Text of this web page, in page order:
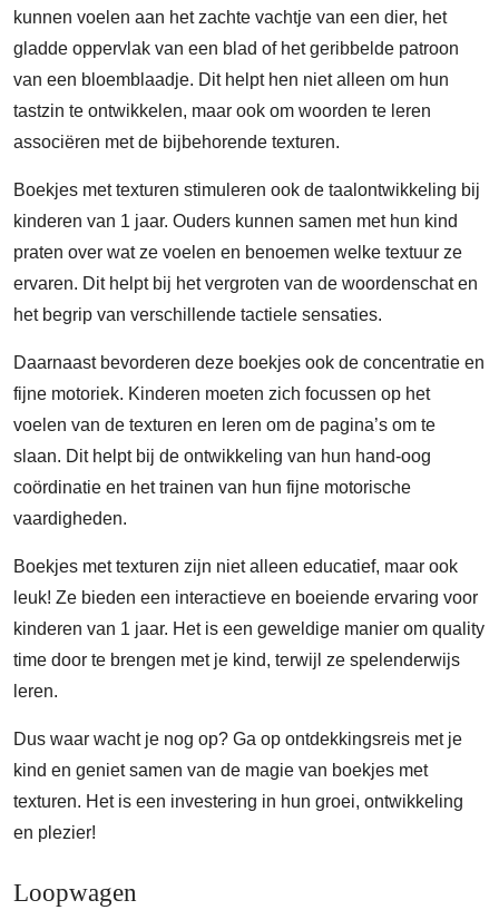
kunnen voelen aan het zachte vachtje van een dier, het
gladde oppervlak van een blad of het geribbelde patroon
van een bloemblaadje. Dit helpt hen niet alleen om hun
tastzin te ontwikkelen, maar ook om woorden te leren
associëren met de bijbehorende texturen.
Boekjes met texturen stimuleren ook de taalontwikkeling bij
kinderen van 1 jaar. Ouders kunnen samen met hun kind
praten over wat ze voelen en benoemen welke textuur ze
ervaren. Dit helpt bij het vergroten van de woordenschat en
het begrip van verschillende tactiele sensaties.
Daarnaast bevorderen deze boekjes ook de concentratie en
fijne motoriek. Kinderen moeten zich focussen op het
voelen van de texturen en leren om de pagina’s om te
slaan. Dit helpt bij de ontwikkeling van hun hand-oog
coördinatie en het trainen van hun fijne motorische
vaardigheden.
Boekjes met texturen zijn niet alleen educatief, maar ook
leuk! Ze bieden een interactieve en boeiende ervaring voor
kinderen van 1 jaar. Het is een geweldige manier om quality
time door te brengen met je kind, terwijl ze spelenderwijs
leren.
Dus waar wacht je nog op? Ga op ontdekkingsreis met je
kind en geniet samen van de magie van boekjes met
texturen. Het is een investering in hun groei, ontwikkeling
en plezier!
Loopwagen